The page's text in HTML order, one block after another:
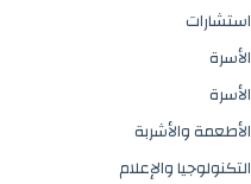
استشارات
الأسرة
الأسرة
الأطعمة والأشربة
التكنولوجيا والإعلام